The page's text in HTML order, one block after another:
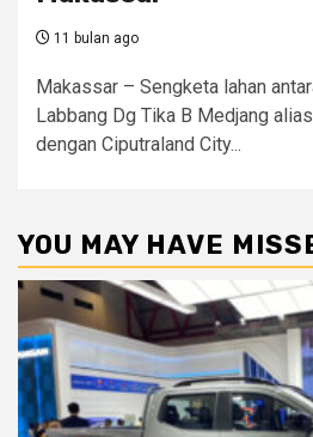
11 bulan ago
Makassar – Sengketa lahan
Labbang Dg Tika B Medjang
dengan Ciputraland City...
YOU MAY HAVE